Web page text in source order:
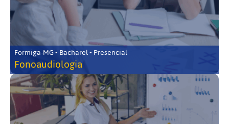
Formiga-MG • Bacharel • Presencial
Fonoaudiologia